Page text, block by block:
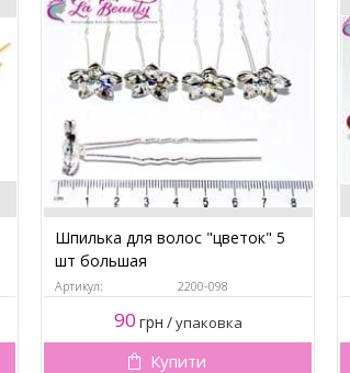
Шпилька для волос "цветок" 5
шт большая
Артикул: 2200-098
90 грн /упаковка
Купити